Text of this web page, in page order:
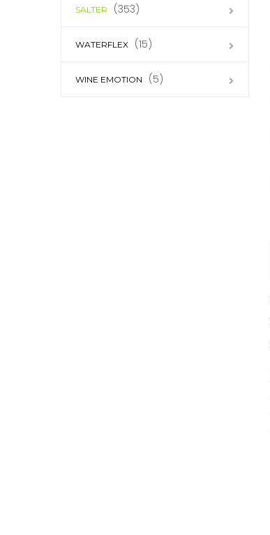
SALTER (353)
WATERFLEX (15)
WINE EMOTION (5)